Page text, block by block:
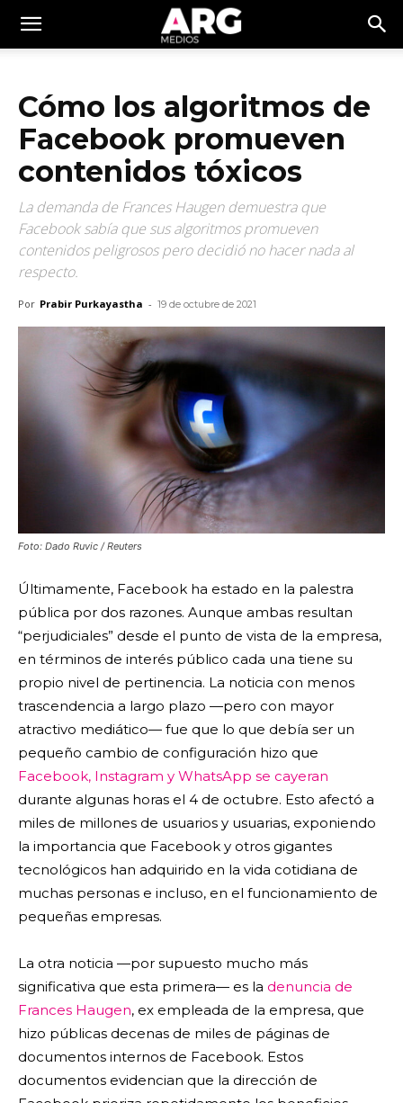
Cómo los algoritmos de
Facebook promueven
contenidos tóxicos
La demanda de Frances Haugen demuestra que
Facebook sabía que sus algoritmos promueven
contenidos peligrosos pero decidió no hacer nada al
respecto.
Por Prabir Purkayastha - 19 de octubre de 2021
Foto: Dado Ruvic / Reuters
Últimamente, Facebook ha estado en la palestra
pública por dos razones. Aunque ambas resultan
“perjudiciales” desde el punto de vista de la empresa,
en términos de interés público cada una tiene su
propio nivel de pertinencia. La noticia con menos
trascendencia a largo plazo —pero con mayor
atractivo mediático— fue que lo que debía ser un
pequeño cambio de configuración hizo que
Facebook, Instagram y WhatsApp se cayeran
durante algunas horas el 4 de octubre. Esto afectó a
miles de millones de usuarios y usuarias, exponiendo
la importancia que Facebook y otros gigantes
tecnológicos han adquirido en la vida cotidiana de
muchas personas e incluso, en el funcionamiento de
pequeñas empresas.
La otra noticia —por supuesto mucho más
significativa que esta primera— es la denuncia de
Frances Haugen, ex empleada de la empresa, que
hizo públicas decenas de miles de páginas de
documentos internos de Facebook. Estos
documentos evidencian que la dirección de